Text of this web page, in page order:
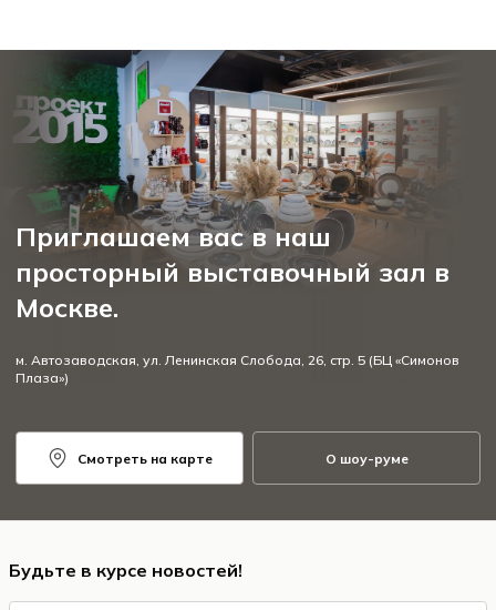
Приглашаем вас в наш
просторный выставочный зал в
Москве.
м. Автозаводская, ул. Ленинская Слобода, 26, стр. 5 (БЦ «Симонов
Плаза»)
Смотреть на карте О шоу-руме
Будьте в курсе новостей!